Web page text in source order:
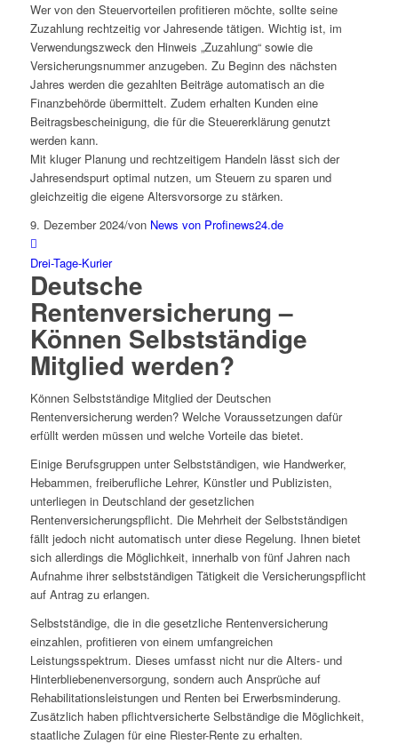
Wer von den Steuervorteilen profitieren möchte, sollte seine
Zuzahlung rechtzeitig vor Jahresende tätigen. Wichtig ist, im
Verwendungszweck den Hinweis „Zuzahlung“ sowie die
Versicherungsnummer anzugeben. Zu Beginn des nächsten
Jahres werden die gezahlten Beiträge automatisch an die
Finanzbehörde übermittelt. Zudem erhalten Kunden eine
Beitragsbescheinigung, die für die Steuererklärung genutzt
werden kann.
Mit kluger Planung und rechtzeitigem Handeln lässt sich der
Jahresendspurt optimal nutzen, um Steuern zu sparen und
gleichzeitig die eigene Altersvorsorge zu stärken.
9. Dezember 2024/von News von Profinews24.de
Drei-Tage-Kurier
Deutsche
Rentenversicherung –
Können Selbstständige
Mitglied werden?
Können Selbstständige Mitglied der Deutschen
Rentenversicherung werden? Welche Voraussetzungen dafür
erfüllt werden müssen und welche Vorteile das bietet.
Einige Berufsgruppen unter Selbstständigen, wie Handwerker,
Hebammen, freiberufliche Lehrer, Künstler und Publizisten,
unterliegen in Deutschland der gesetzlichen
Rentenversicherungspflicht. Die Mehrheit der Selbstständigen
fällt jedoch nicht automatisch unter diese Regelung. Ihnen bietet
sich allerdings die Möglichkeit, innerhalb von fünf Jahren nach
Aufnahme ihrer selbstständigen Tätigkeit die Versicherungspflicht
auf Antrag zu erlangen.
Selbstständige, die in die gesetzliche Rentenversicherung
einzahlen, profitieren von einem umfangreichen
Leistungsspektrum. Dieses umfasst nicht nur die Alters- und
Hinterbliebenenversorgung, sondern auch Ansprüche auf
Rehabilitationsleistungen und Renten bei Erwerbsminderung.
Zusätzlich haben pflichtversicherte Selbständige die Möglichkeit,
staatliche Zulagen für eine Riester-Rente zu erhalten.